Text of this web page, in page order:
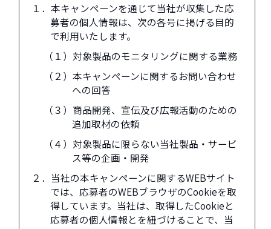
１．本キャンペーンを通じて当社が収集した応
募者の個人情報は、次の各号に掲げる目的
で利用いたします。
（１）対象製品のモニタリングに関する業務
（２）本キャンペーンに関するお問い合わせ
への回答
（３）商品開発、宣伝及び広報活動のための
追加取材の依頼
（４）対象製品に限らない当社製品・サービ
ス等の企画・開発
２．当社の本キャンペーンに関するWEBサイト
では、応募者のWEBブラウザのCookieを取
得しています。当社は、取得したCookieと
応募者の個人情報とを紐づけることで、当